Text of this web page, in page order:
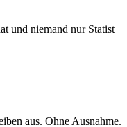
und niemand nur Statist
aus. Ohne Ausnahme.